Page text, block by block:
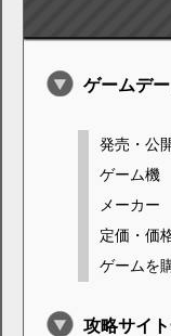
ゲームデ
発売・公
ゲーム機
メーカー
定価・価
ゲームを
攻略サイ